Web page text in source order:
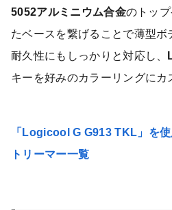
5052アルミニウム合金のトッ
たベースを繋げることで薄型
耐久性にもしっかりと対応し、
キーを好みのカラーリングにカ
「Logicool G G913 TKL」を
トリーマー一覧